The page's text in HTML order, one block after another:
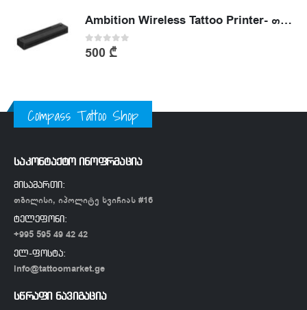
Ambition Wireless Tattoo Printer- თერმული პრინტერი
0out of 5
500 ₾
Compass Tattoo Shop
საკონტაქტო ინოფრმაცია
მისამართი:
თბილისი, იპოლიტე ხვიჩიას #16
ტელეფონი:
+995 595 49 42 42
ელ-ფოსტა:
info@tattoomarket.ge
სწრაფი ნავიგაცია